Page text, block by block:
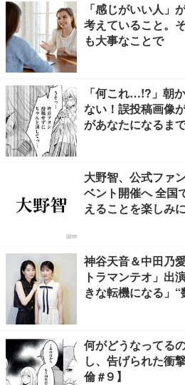
「感じがいい人」
考えていること。
も大事なことで
「何これ…!?」朝
ない！誤投稿画像
があなたになるまで
大野智、公式ファ
ベント開催へ 全国
えることを楽しみ
神谷天音＆中田乃
トラマンテオ」出
きな転機になる」
何がどうなってる
し、告げられた衝
倫 #９】